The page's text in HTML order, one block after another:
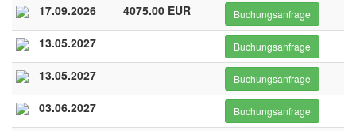
17.09.2026 4075.00 EUR Buchungsanfrage
13.05.2027 Buchungsanfrage
13.05.2027 Buchungsanfrage
03.06.2027 Buchungsanfrage